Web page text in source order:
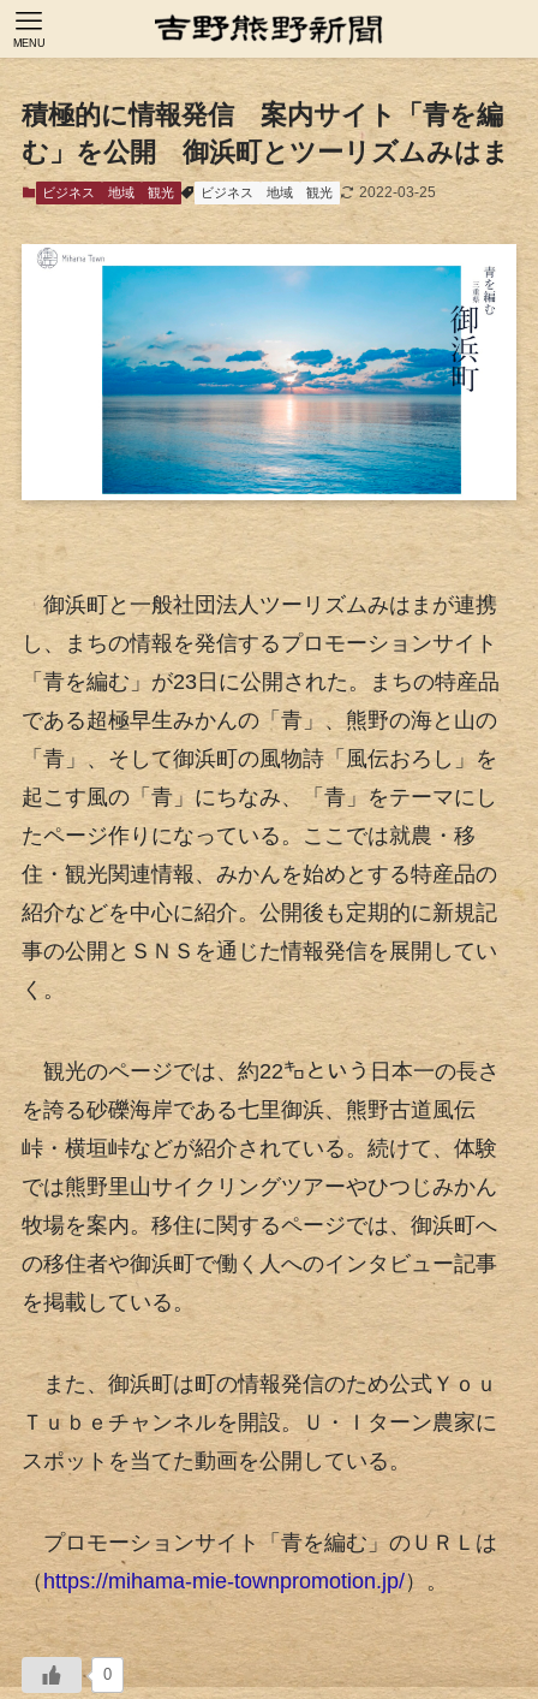
MENU
積極的に情報発信 案内サイト「青を編
む」を公開 御浜町とツーリズムみはま
ビジネス 地域 観光 ビジネス 地域 観光 2022-03-25
御浜町と一般社団法人ツーリズムみはまが連携
し、まちの情報を発信するプロモーションサイト
「青を編む」が23日に公開された。まちの特産品
である超極早生みかんの「青」、熊野の海と山の
「青」、そして御浜町の風物詩「風伝おろし」を
起こす風の「青」にちなみ、「青」をテーマにし
たページ作りになっている。ここでは就農・移
住・観光関連情報、みかんを始めとする特産品の
紹介などを中心に紹介。公開後も定期的に新規記
事の公開とＳＮＳを通じた情報発信を展開してい
く。
観光のページでは、約22㌔という日本一の長さ
を誇る砂礫海岸である七里御浜、熊野古道風伝
峠・横垣峠などが紹介されている。続けて、体験
では熊野里山サイクリングツアーやひつじみかん
牧場を案内。移住に関するページでは、御浜町へ
の移住者や御浜町で働く人へのインタビュー記事
を掲載している。
また、御浜町は町の情報発信のため公式Ｙｏｕ
Ｔｕｂｅチャンネルを開設。Ｕ・Ｉターン農家に
スポットを当てた動画を公開している。
プロモーションサイト「青を編む」のＵＲＬは
（ https://mihama-mie-townpromotion.jp/）。
0